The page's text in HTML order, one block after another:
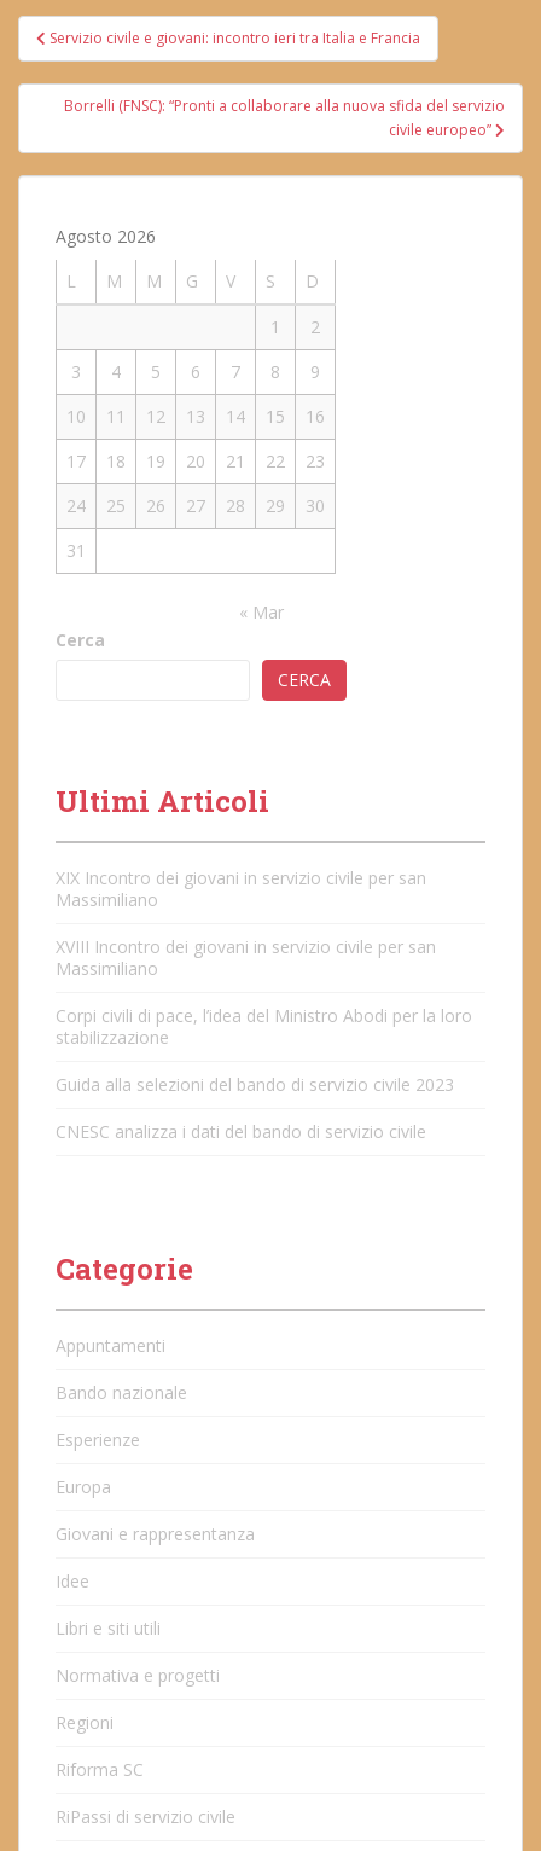
Navigazione
articoli
Servizio civile e giovani: incontro ieri tra Italia e Francia
Borrelli (FNSC): “Pronti a collaborare alla nuova sfida del servizio
civile europeo”
Agosto 2026
L
M M G V S
D
1
2
3
4 5 6 7 8
9
10
11 12 13 14 15
16
17
18 19 20 21 22
23
24
25 26 27 28 29
30
31
« Mar
Cerca
CERCA
Ultimi Articoli
XIX Incontro dei giovani in servizio civile per san
Massimiliano
XVIII Incontro dei giovani in servizio civile per san
Massimiliano
Corpi civili di pace, l’idea del Ministro Abodi per la loro
stabilizzazione
Guida alla selezioni del bando di servizio civile 2023
CNESC analizza i dati del bando di servizio civile
Categorie
Appuntamenti
Bando nazionale
Esperienze
Europa
Giovani e rappresentanza
Idee
Libri e siti utili
Normativa e progetti
Regioni
Riforma SC
RiPassi di servizio civile